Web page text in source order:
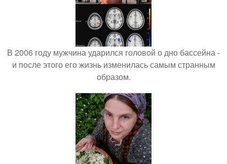
В 2006 году мужчина ударился головой о дно бассейна -
и после этого его жизнь изменилась самым странным
образом.